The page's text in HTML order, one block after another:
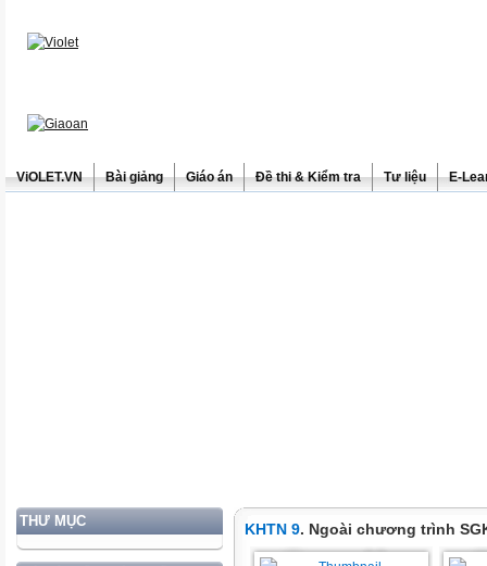
ViOLET.VN Bài giảng Giáo án Đề thi & Kiểm tra Tư liệu E-
THƯ MỤC KHTN 9. Ngoài chương trình